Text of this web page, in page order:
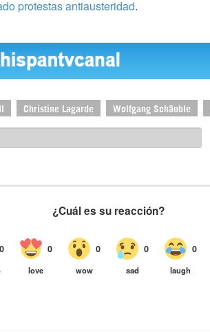
protestas antiausteridad.
Christine Lagarde Wolfgang Schäuble